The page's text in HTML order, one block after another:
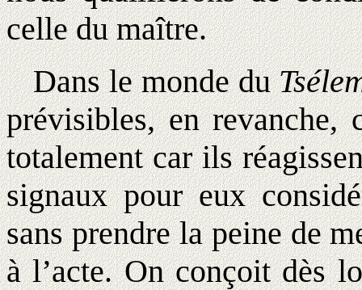
celle du maître.
Dans le monde du
prévisibles, en
totalement car ils
signaux pour eux
sans prendre la peine de
à l’acte. On conçoit dès